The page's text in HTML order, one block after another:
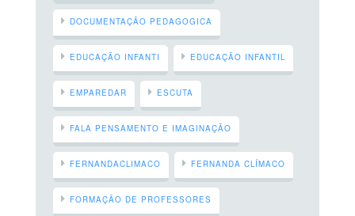
DOCUMENTAÇÃO PEDAGOGICA
EDUCAÇÃO INFANTI EDUCAÇÃO INFANTIL
EMPAREDAR ESCUTA
FALA PENSAMENTO E IMAGINAÇÃO
FERNANDACLIMACO FERNANDA CLÍMACO
FORMAÇÃO DE PROFESSORES